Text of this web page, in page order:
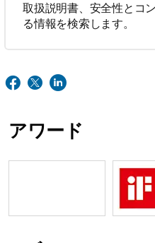
取扱説明書、安全性とコ
る情報を検索します。
アワード